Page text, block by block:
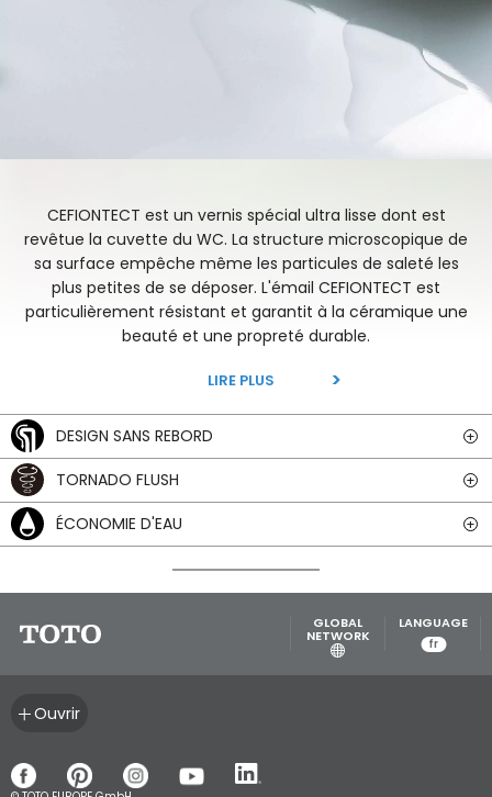
CEFIONTECT est un vernis spécial ultra lisse dont est
revêtue la cuvette du WC. La structure microscopique de
sa surface empêche même les particules de saleté les
plus petites de se déposer. L'émail CEFIONTECT est
particulièrement résistant et garantit à la céramique une
beauté et une propreté durable.
LIRE PLUS
DESIGN SANS REBORD
La conception sans rebord est caractéristique de tous les
TORNADO FLUSH
ÉCONOMIE D'EAU
GLOBAL
NETWORK
LANGUAGE
fr
Ouvrir